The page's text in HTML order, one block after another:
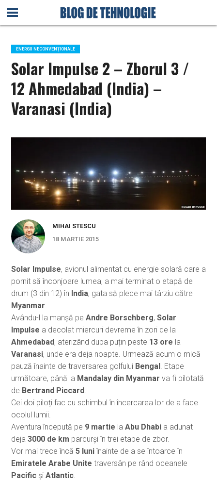
ENERGII NECONVENȚIONALE
Solar Impulse 2 – Zborul 3 /
12 Ahmedabad (India) –
Varanasi (India)
MIHAI STESCU
18 MARTIE 2015
Solar Impulse, avionul alimentat cu energie solară care a
pornit să înconjoare lumea, a mai terminat o etapă de
drum (3 din 12) în India, gata să plece mai târziu către
Myanmar.
Avându-l la manșă pe Andre Borschberg, Solar
Impulse a decolat miercuri devreme în zori de la
Ahmedabad, aterizând dupa puțin peste 13 ore la
Varanasi, unde era deja noapte. Urmează acum o mică
pauză înainte de traversarea golfului Bengal . Etape
următoare, până la Mandalay din Myanmar va fi pilotată
de Bertrand Piccard.
Cei doi piloți fac cu schimbul în încercarea lor de a face
ocolul lumii.
Aventura începută pe 9 martie la Abu Dhabia adunat
deja 3000 de km parcurși în trei etape de zbor.
Vor mai trece încă 5 luniînainte de a se întoarce în
Emiratele Arabe Unite traversân pe rând oceanele
Pacific șiAtlantic.